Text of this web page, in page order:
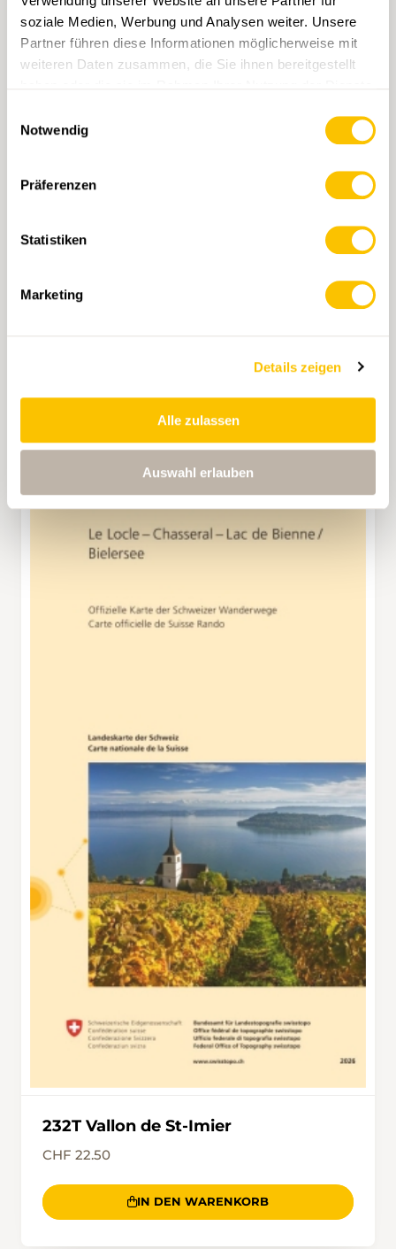
soziale Medien, Werbung und Analysen weiter. Unsere
Partner führen diese Informationen möglicherweise mit
weiteren Daten zusammen, die Sie ihnen bereitgestellt
Notwendig
Präferenzen
Statistiken
Marketing
Details zeigen
Alle zulassen
Auswahl erlauben
CHF 22.50
IN DEN WARENKORB
232T Vallon de St-Imier
CHF 22.50
IN DEN WARENKORB